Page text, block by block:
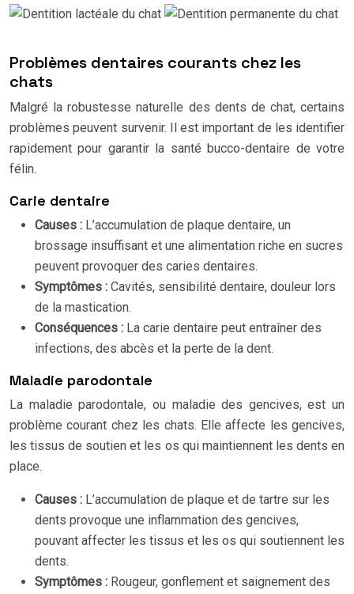
Problèmes dentaires courants chez les
chats
Malgré la robustesse naturelle des dents de chat, certains
problèmes peuvent survenir. Il est important de les identifier
rapidement pour garantir la santé bucco-dentaire de votre
félin.
Carie dentaire
Causes : L’accumulation de plaque dentaire, un
brossage insuffisant et une alimentation riche en sucres
peuvent provoquer des caries dentaires.
Symptômes : Cavités, sensibilité dentaire, douleur lors
de la mastication.
Conséquences : La carie dentaire peut entraîner des
infections, des abcès et la perte de la dent.
Maladie parodontale
La maladie parodontale, ou maladie des gencives, est un
problème courant chez les chats. Elle affecte les gencives,
les tissus de soutien et les os qui maintiennent les dents en
place.
Causes : L’accumulation de plaque et de tartre sur les
dents provoque une inflammation des gencives,
pouvant affecter les tissus et les os qui soutiennent les
dents.
Symptômes : Rougeur, gonflement et saignement des